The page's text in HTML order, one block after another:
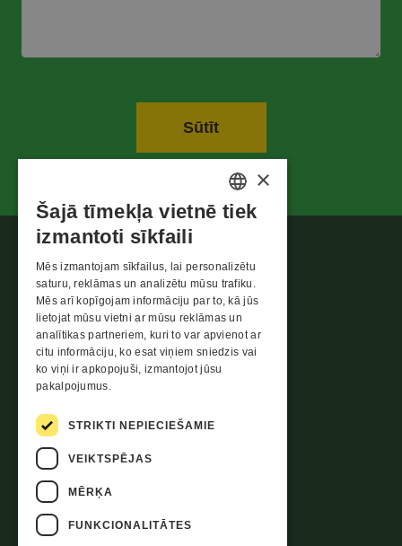
Ziņošanas par pārkāpumiem veidlapa
Vecvidēji, Katlakalns, Ķekavas
pagasts,
Ķekavas novads
LV-2111 Latvija
info@evecon.lv
ESTONIAN
LITHUANIAN
×
Šajā tīmekļa vietnē tiek
izmantoti sīkfaili
Mēs izmantojam sīkfailus, lai personalizētu
saturu, reklāmas un analizētu mūsu trafiku.
Mēs arī kopīgojam informāciju par to, kā jūs
lietojat mūsu vietni ar mūsu reklāmas un
analītikas partneriem, kuri to var apvienot ar
citu informāciju, ko esat viņiem sniedzis vai
ko viņi ir apkopojuši, izmantojot jūsu
pakalpojumus.
STRIKTI NEPIECIEŠAMIE
VEIKTSPĒJAS
MĒRĶA
FUNKCIONALITĀTES